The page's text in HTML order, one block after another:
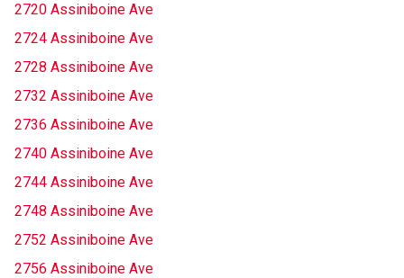
2720 Assiniboine Ave
2724 Assiniboine Ave
2728 Assiniboine Ave
2732 Assiniboine Ave
2736 Assiniboine Ave
2740 Assiniboine Ave
2744 Assiniboine Ave
2748 Assiniboine Ave
2752 Assiniboine Ave
2756 Assiniboine Ave